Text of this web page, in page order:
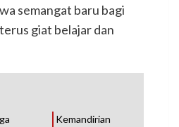
semangat baru bagi
giat belajar dan
Kemandirian